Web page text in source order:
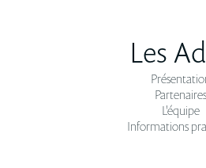
Les
Partenaires
L'équipe
Informations